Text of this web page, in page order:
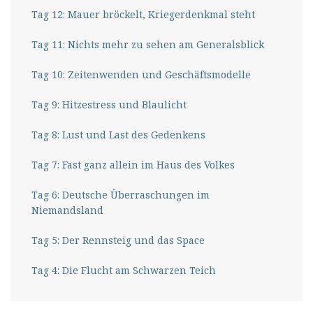
Tag 12: Mauer bröckelt, Kriegerdenkmal steht
Tag 11: Nichts mehr zu sehen am Generalsblick
Tag 10: Zeitenwenden und Geschäftsmodelle
Tag 9: Hitzestress und Blaulicht
Tag 8: Lust und Last des Gedenkens
Tag 7: Fast ganz allein im Haus des Volkes
Tag 6: Deutsche Überraschungen im
Niemandsland
Tag 5: Der Rennsteig und das Space
Tag 4: Die Flucht am Schwarzen Teich